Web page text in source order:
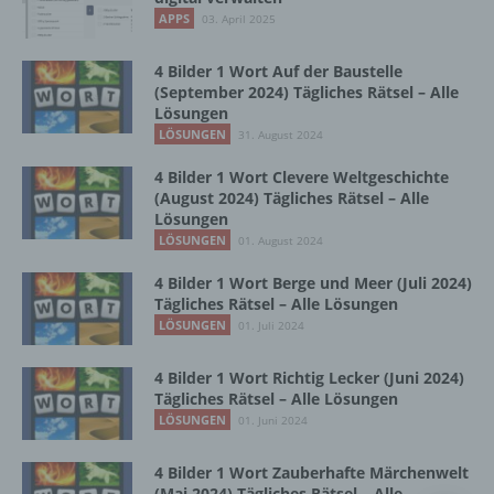
APPS 03. April 2025
4 Bilder 1 Wort Auf der Baustelle
(September 2024) Tägliches Rätsel – Alle
Lösungen
LÖSUNGEN 31. August 2024
4 Bilder 1 Wort Clevere Weltgeschichte
(August 2024) Tägliches Rätsel – Alle
Lösungen
LÖSUNGEN 01. August 2024
4 Bilder 1 Wort Berge und Meer (Juli 2024)
Tägliches Rätsel – Alle Lösungen
LÖSUNGEN 01. Juli 2024
4 Bilder 1 Wort Richtig Lecker (Juni 2024)
Tägliches Rätsel – Alle Lösungen
LÖSUNGEN 01. Juni 2024
4 Bilder 1 Wort Zauberhafte Märchenwelt
Zusammenhang mit personenbezogenen
Organisation, das Ordnen, die Speicherung,
die Anpassung oder Veränderung, das
Auslesen, das Abfragen, die Verwendung,
die Offenlegung durch Übermittlung,
Bereitstellung, den Abgleich oder die
Verknüpfung, die Einschränkung, das
Löschen oder die Vernichtung.
d) Einschränkung der Verarbeitung
Einschränkung der Verarbeitung ist die
Markierung gespeicherter
personenbezogener Daten mit dem Ziel, ihre
künftige Verarbeitung einzuschränken.
e) Profiling